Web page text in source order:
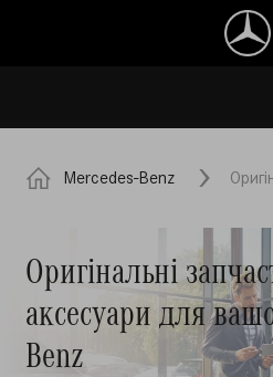
Mercedes-Benz
Оригінальні
аксесуари для
Benz